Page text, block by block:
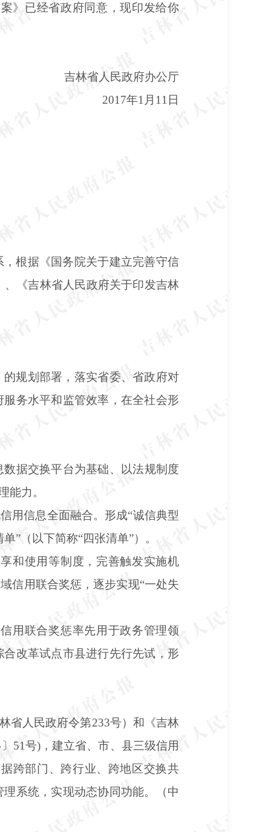
》已经省政府同意，现印发给你
政府办公厅
2017年1月11日
根据《国务院关于建立完善守信
、《吉林省人民政府关于印发吉林
规划部署，落实省委、省政府对
务水平和监管效率，在全社会形
据交换平台为基础、以法规制度
能力。
用信息全面融合。形成“诚信典型
”（以下简称“四张清单”）。
和使用等制度，完善触发实施机
信用联合奖惩，逐步实现“一处失
用联合奖惩率先用于政务管理领
改革试点市县进行先行先试，形
省人民政府令第233号）和《吉林
51号)，建立省、市、县三级信用
跨部门、跨行业、跨地区交换共
系统，实现动态协同功能。（中